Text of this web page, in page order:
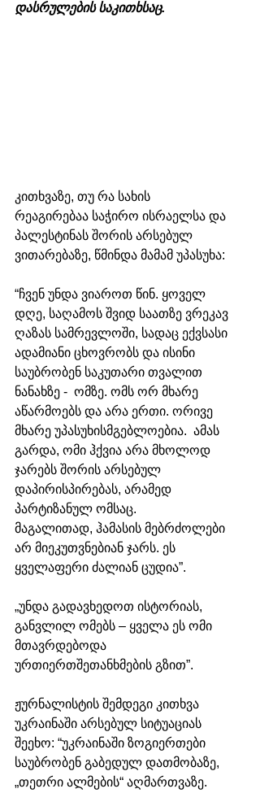
დასრულების საკითხსაც.
კითხვაზე, თუ რა სახის
რეაგირებაა საჭირო ისრაელსა და
პალესტინას შორის არსებულ
ვითარებაზე, წმინდა მამამ უპასუხა:
“ჩვენ უნდა ვიაროთ წინ. ყოველ
დღე, საღამოს შვიდ საათზე ვრეკავ
ღაზას სამრევლოში, სადაც ექვსასი
ადამიანი ცხოვრობს და ისინი
საუბრობენ საკუთარი თვალით
ნანახზე -  ომზე. ომს ორ მხარე
აწარმოებს და არა ერთი. ორივე
მხარე უპასუხისმგებლოებია.  ამას
გარდა, ომი ჰქვია არა მხოლოდ
ჯარებს შორის არსებულ
დაპირისპირებას, არამედ
პარტიზანულ ომსაც.
მაგალითად, ჰამასის მებრძოლები
არ მიეკუთვნებიან ჯარს. ეს
ყველაფერი ძალიან ცუდია”.
„უნდა გადავხედოთ ისტორიას,
განვლილ ომებს – ყველა ეს ომი
მთავრდებოდა
ურთიერთშეთანხმების გზით”.
ჟურნალისტის შემდეგი კითხვა
უკრაინაში არსებულ სიტუაციას
შეეხო: “უკრაინაში ზოგიერთები
საუბრობენ გაბედულ დათმობაზე,
„თეთრი ალმების“ აღმართვაზე.